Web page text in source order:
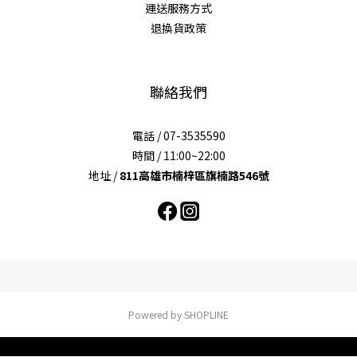
運送服務方式
退換貨政策
聯絡我們
電話 / 07-3535590
時間 / 11:00~22:00
地址 /811高雄市楠梓區旗楠路546號
Powered by SHOPLINE